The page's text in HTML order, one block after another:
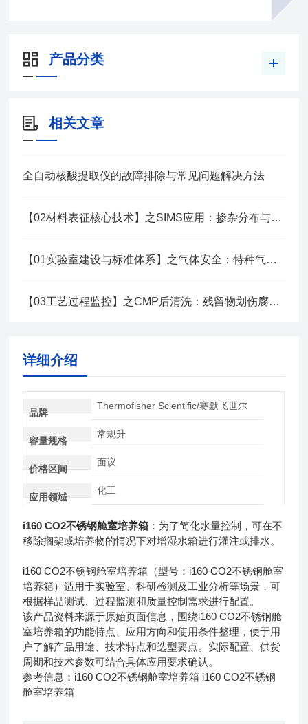
产品分类
相关文章
全自动核酸提取仪的故障排除与常见问题解决方法
【02材料表征核心技术】之SIMS应用：掺杂分布与扩散研究技术
【01实验室建设与标准体系】之气体安全：特种气体全链路管理策略
【03工艺过程监控】之CMP后清洗：残留物划伤腐蚀检测控制技术
详细介绍
品牌
Thermofisher Scientific/赛默飞世尔
容量规格
常规升
价格区间
面议
应用领域
化工
i160 CO2不锈钢舱室培养箱 ：为了简化水量控制，可在不
移除搁架或培养物的情况下对增湿水箱进行灌注或排水。
i160 CO2不锈钢舱室培养箱（型号：i160 CO2不锈钢舱室
培养箱）适用于实验室、科研检测及工业分析等场景，可
根据样品测试、过程监测和质量控制需求进行配置。
该产品资料来源于原始页面信息，围绕i160 CO2不锈钢舱
室培养箱的功能特点、应用方向和使用条件整理，便于用
户了解产品用途、技术特点和选型要点。实际配置、供货
周期和技术参数可结合具体应用要求确认。
参考信息：i160 CO2不锈钢舱室培养箱 i160 CO2不锈钢
舱室培养箱